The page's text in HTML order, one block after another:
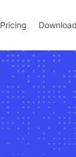
Pricing